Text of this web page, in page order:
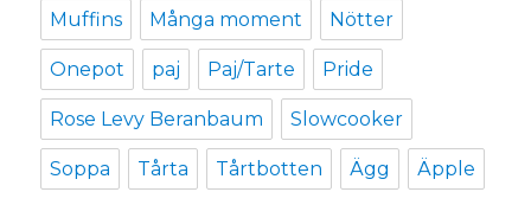
Muffins Många moment Nötter
Onepot paj Paj/Tarte Pride
Rose Levy Beranbaum Slowcooker
Soppa Tårta Tårtbotten Ägg Äpple